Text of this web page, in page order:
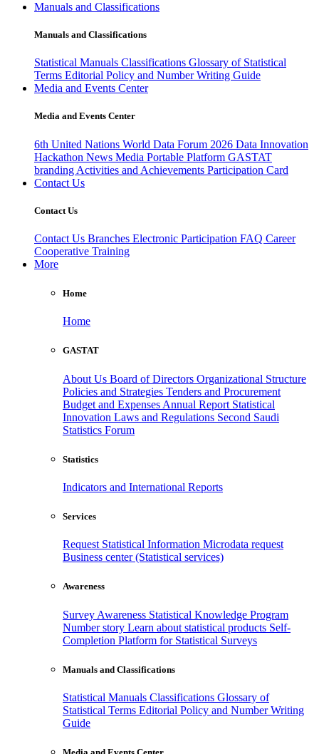
Manuals and Classifications
Manuals and Classifications
Statistical Manuals Classifications Glossary of Statistical
Terms Editorial Policy and Number Writing Guide
Media and Events Center
Media and Events Center
6th United Nations World Data Forum 2026 Data Innovation
Hackathon News Media Portable Platform GASTAT
branding Activities and Achievements Participation Card
Contact Us
Contact Us
Contact Us Branches Electronic Participation FAQ Career
Cooperative Training
More
Home
Home
GASTAT
About Us Board of Directors Organizational Structure
Policies and Strategies Tenders and Procurement
Budget and Expenses Annual Report Statistical
Innovation Laws and Regulations Second Saudi
Statistics Forum
Statistics
Indicators and International Reports
Services
Request Statistical Information Microdata request
Business center (Statistical services)
Awareness
Survey Awareness Statistical Knowledge Program
Number story Learn about statistical products Self-
Completion Platform for Statistical Surveys
Manuals and Classifications
Statistical Manuals Classifications Glossary of
Statistical Terms Editorial Policy and Number Writing
Guide